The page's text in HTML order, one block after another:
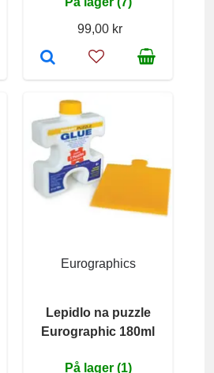
99,00 kr
Eurographics
Lepidlo na puzzle
Eurographic 180ml
På lager (1)